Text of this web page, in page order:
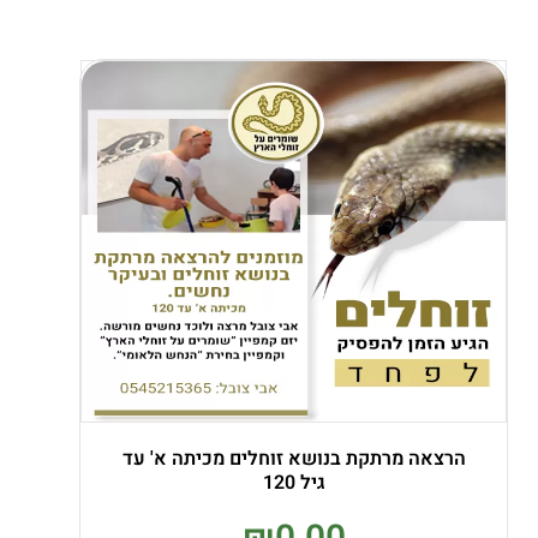
הרצאה מרתקת בנושא זוחלים מכיתה א' עד
גיל 120